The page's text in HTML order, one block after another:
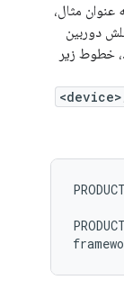
مثال،
دوربین
خطوط زیر